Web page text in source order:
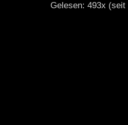
Gelesen: 493x (seit